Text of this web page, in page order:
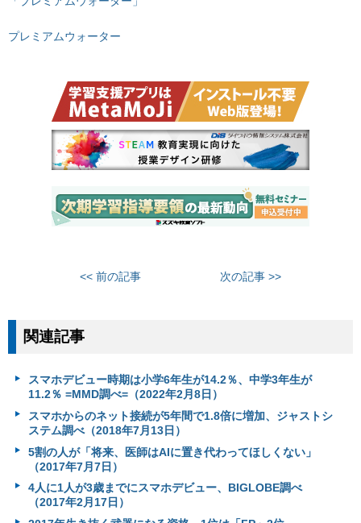
プレミアムウォーター
<< 前の記事 次の記事 >>
関連記事
スマホデビュー時期は小学6年生が14.2％、中学3年生が
11.2％ =MMD調べ=（2022年2月8日）
スマホからのネット接続が5年間で1.8倍に増加、ジャストシ
ステム調べ（2018年7月13日）
5割の人が「将来、医師はAIに置き代わってほしくない」
（2017年7月7日）
4人に1人が3歳までにスマホデビュー、BIGLOBE調べ
（2017年2月17日）